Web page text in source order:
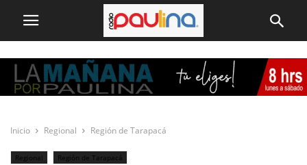
Inicio Regional Región de Tarapacá
Regional Región de Tarapacá